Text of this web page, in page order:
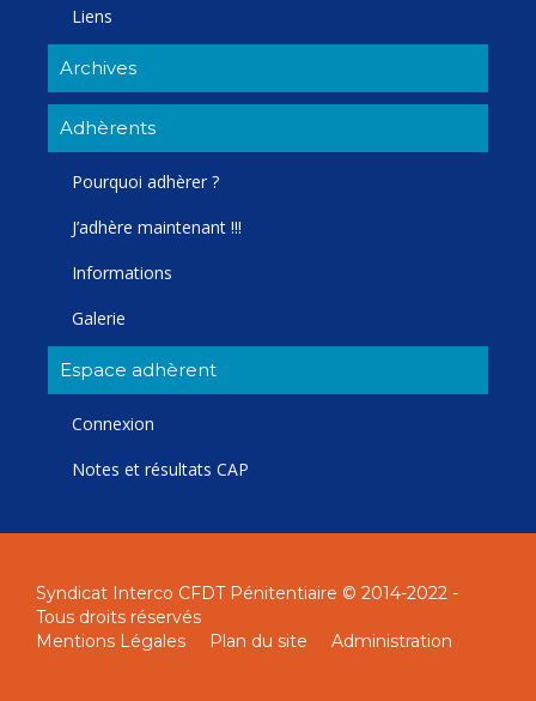
Liens
Archives
Adhèrents
Pourquoi adhèrer ?
J’adhère maintenant !!!
Informations
Galerie
Espace adhèrent
Connexion
Notes et résultats CAP
Syndicat Interco CFDT Pénitentiaire © 2014-2022 -
Tous droits réservés
Mentions Légales
Plan du site Administration